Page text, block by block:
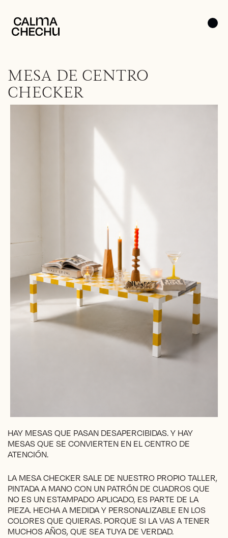
MESA DE CENTRO
CHECKER
HAY MESAS QUE PASAN DESAPERCIBIDAS. Y HAY
MESAS QUE SE CONVIERTEN EN EL CENTRO DE
ATENCIÓN.
LA MESA CHECKER SALE DE NUESTRO PROPIO TALLER,
PINTADA A MANO CON UN PATRÓN DE CUADROS QUE
NO ES UN ESTAMPADO APLICADO, ES PARTE DE LA
PIEZA. HECHA A MEDIDA Y PERSONALIZABLE EN LOS
COLORES QUE QUIERAS. PORQUE SI LA VAS A TENER
MUCHOS AÑOS, QUE SEA TUYA DE VERDAD.